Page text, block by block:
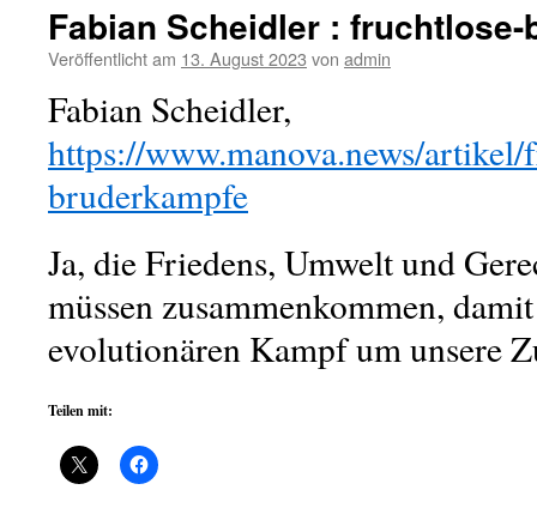
Fabian Scheidler :
Veröffentlicht am 13. August 2023 von admin
Fabian Scheidler,
https://www.manova.news/
bruderkampfe
Ja, die Friedens, Umwelt und
müssen zusammenkommen,
evolutionären Kampf um unsere
Teilen mit: